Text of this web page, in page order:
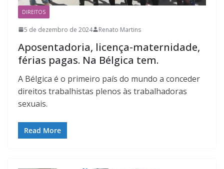
DIREITOS
5 de dezembro de 2024 Renato Martins
Aposentadoria, licença-maternidade,
férias pagas. Na Bélgica tem.
A Bélgica é o primeiro país do mundo a conceder
direitos trabalhistas plenos às trabalhadoras
sexuais.
Read More